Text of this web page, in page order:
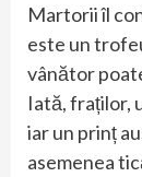
Martorii îl
este un
vânător
Iată, fraților,
iar un prinț
asemenea